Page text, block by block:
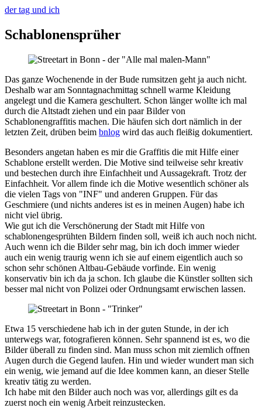
der tag und ich
Schablonensprüher
Das ganze Wochenende in der Bude rumsitzen geht ja auch nicht.
Deshalb war am Sonntagnachmittag schnell warme Kleidung
angelegt und die Kamera geschultert. Schon länger wollte ich mal
durch die Altstadt ziehen und ein paar Bilder von
Schablonengraffitis machen. Die häufen sich dort nämlich in der
letzten Zeit, drüben beim bnlog wird das auch fleißig dokumentiert.
Besonders angetan haben es mir die Graffitis die mit Hilfe einer
Schablone erstellt werden. Die Motive sind teilweise sehr kreativ
und bestechen durch ihre Einfachheit und Aussagekraft. Trotz der
Einfachheit. Vor allem finde ich die Motive wesentlich schöner als
die vielen Tags von "INF" und anderen Gruppen. Für das
Geschmiere (und nichts anderes ist es in meinen Augen) habe ich
nicht viel übrig.
Wie gut ich die Verschönerung der Stadt mit Hilfe von
schablonengesprühten Bildern finden soll, weiß ich auch noch nicht.
Auch wenn ich die Bilder sehr mag, bin ich doch immer wieder
auch ein wenig traurig wenn ich sie auf einem eigentlich auch so
schon sehr schönen Altbau-Gebäude vorfinde. Ein wenig
konservativ bin ich da ja schon. Ich glaube die Künstler sollten sich
besser mal nicht von Polizei oder Ordnungsamt erwischen lassen.
Etwa 15 verschiedene hab ich in der guten Stunde, in der ich
unterwegs war, fotografieren können. Sehr spannend ist es, wo die
Bilder überall zu finden sind. Man muss schon mit ziemlich offnen
Augen durch die Gegend laufen. Hin und wieder wundert man sich
ein wenig, wie jemand auf die Idee kommen kann, an dieser Stelle
kreativ tätig zu werden.
Ich habe mit den Bilder auch noch was vor, allerdings gilt es da
zuerst noch ein wenig Arbeit reinzustecken.